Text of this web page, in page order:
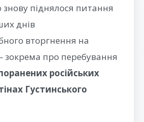
піднялося питання
днів
вторгнення на
про перебування
російських
Густинського